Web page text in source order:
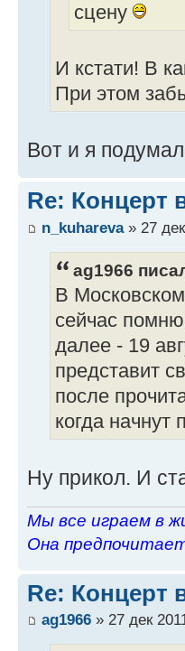
сцену
И кстати! В
При этом
Вот и я
Re: Концерт
n_kuhareva» 27
ag1966
В
сейчас
далее - 19
представит
после
когда начнут
Ну прикол. И
Мы все играем в
Она
Re: Концерт
ag1966 » 27 дек